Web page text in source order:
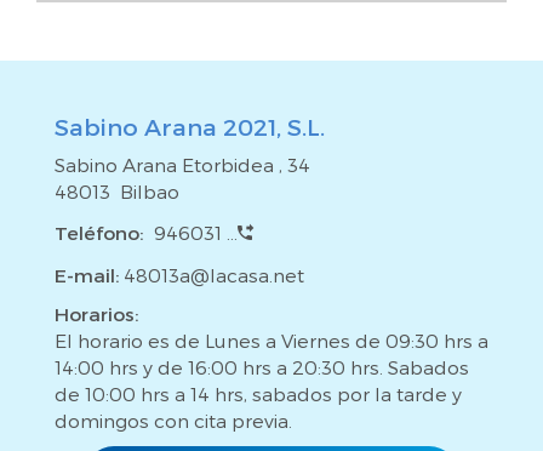
Sabino Arana 2021, S.L.
Sabino Arana Etorbidea , 34
48013 Bilbao
Teléfono: 946031 ...
E-mail: 48013a@lacasa.net
Horarios:
El horario es de Lunes a Viernes de 09:30 hrs a
14:00 hrs y de 16:00 hrs a 20:30 hrs. Sabados
de 10:00 hrs a 14 hrs, sabados por la tarde y
domingos con cita previa.